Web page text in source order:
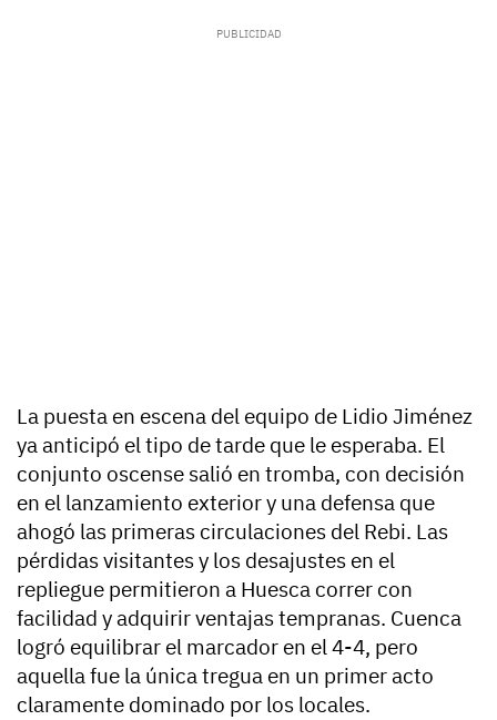
La puesta en escena del equipo de Lidio Jiménez
ya anticipó el tipo de tarde que le esperaba. El
conjunto oscense salió en tromba, con decisión
en el lanzamiento exterior y una defensa que
ahogó las primeras circulaciones del Rebi. Las
pérdidas visitantes y los desajustes en el
repliegue permitieron a Huesca correr con
facilidad y adquirir ventajas tempranas. Cuenca
logró equilibrar el marcador en el 4-4, pero
aquella fue la única tregua en un primer acto
claramente dominado por los locales.